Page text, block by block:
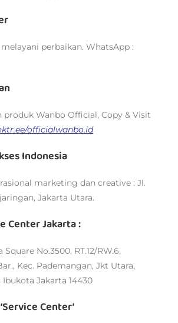
perbaikan. WhatsApp :
produk Wanbo Official, Copy & Visit
officialwanbo.id
Indonesia
marketing dan creative : Jl.
Jakarta Utara.
Center Jakarta :
No.3500, RT.12/RW.6,
Kec. Pademangan, Jkt Utara,
Ibukota Jakarta 14430
Center’